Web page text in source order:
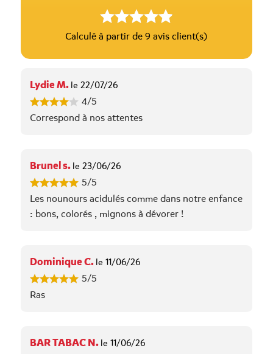
Calculé à partir de 9 avis client(s)
Lydie M. le 22/07/26
4/5
Correspond à nos attentes
Brunel s. le 23/06/26
5/5
Les nounours acidulés comme dans notre enfance
: bons, colorés , mignons à dévorer !
Dominique C. le 11/06/26
5/5
Ras
BAR TABAC N. le 11/06/26